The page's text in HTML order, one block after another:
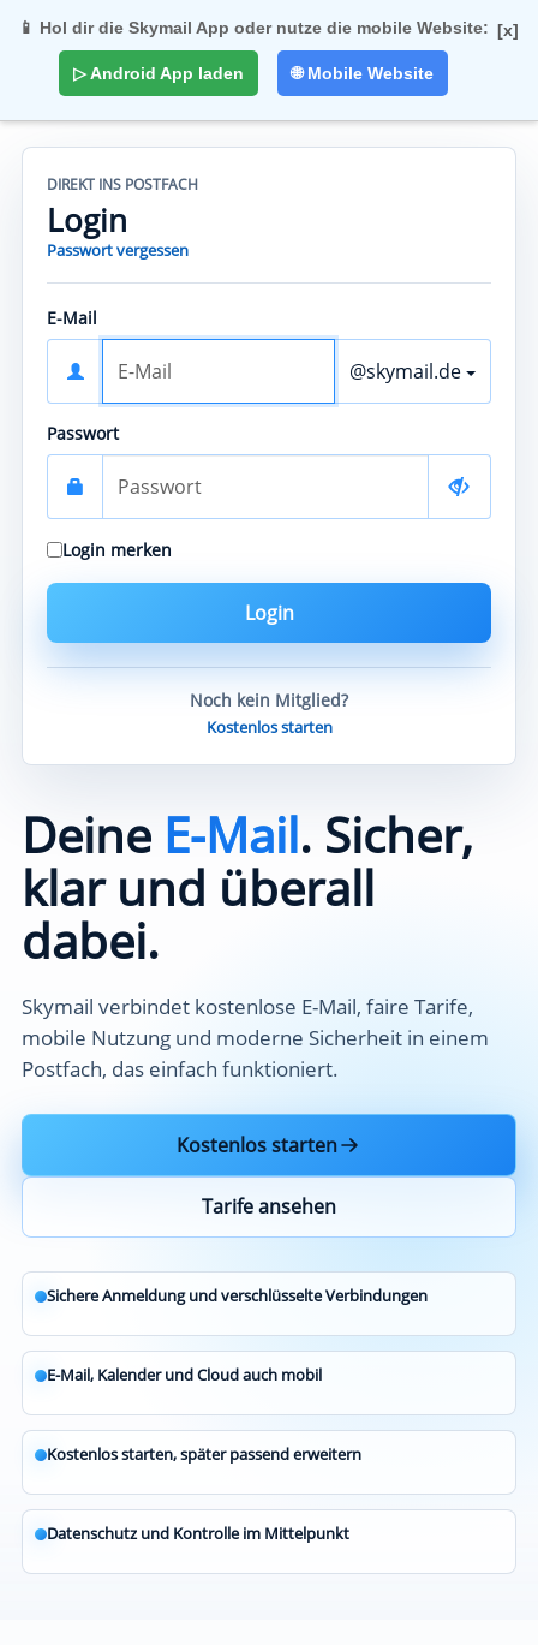
Deine E-Mail. Sicher,
klar und überall
dabei.
Skymail verbindet kostenlose E-Mail, faire Tarife,
mobile Nutzung und moderne Sicherheit in einem
Postfach, das einfach funktioniert.
Kostenlos starten
Tarife ansehen
Sichere Anmeldung und verschlüsselte Verbindungen
E-Mail, Kalender und Cloud auch mobil
Kostenlos starten, später passend erweitern
Datenschutz und Kontrolle im Mittelpunkt
DIREKT INS POSTFACH
Login
Passwort vergessen
E-Mail
@skymail.de
Passwort
Login merken
Login
Noch kein Mitglied?
Kostenlos starten
[x]
📱 Hol dir die Skymail App oder nutze die mobile Website:
▷ Android App laden 🌐 Mobile Website